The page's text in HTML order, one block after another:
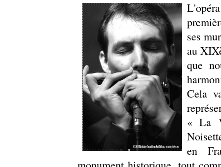
ses
au
que
Cela
« La
en